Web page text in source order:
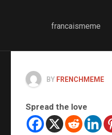
francaismeme
BY FRENCHMEME
Spread the love